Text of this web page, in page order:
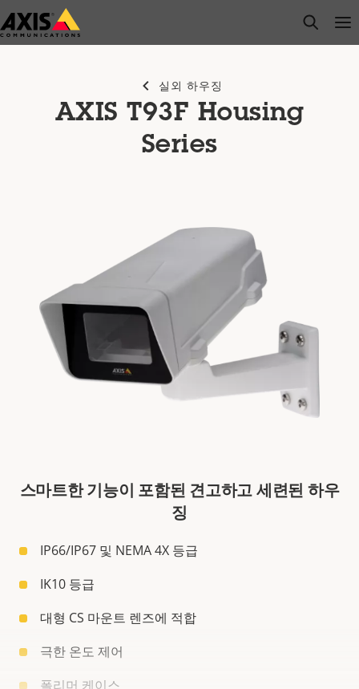
주
요
open
실외 하우징
AXIS T93F Housing
Series
스마트한 기능이 포함된 견고하고 세련된 하우
징
IP66/IP67 및 NEMA 4X 등급
IK10 등급
대형 CS 마운트 렌즈에 적합
극한 온도 제어
폴리머 케이스